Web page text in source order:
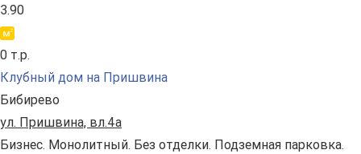
3.90
0 т.р.
Клубный дом на Пришвина
Бибирево
ул. Пришвина, вл.4а
Бизнес. Монолитный. Без отделки. Подземная парковка.